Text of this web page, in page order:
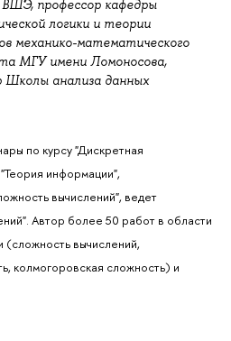
профессор кафедры
логики и теории
механико-математического
МГУ имени Ломоносова,
Школы анализа данных
по курсу "Дискретная
информации",
вычислений", ведет
Автор более 50 работ в области
(сложность вычислений,
колмогоровская сложность) и